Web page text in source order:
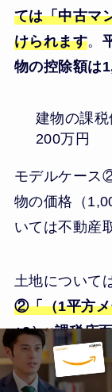
ては「中古マ
けられます。
物の控除額は
建物の課
200万円
モデルケース
物の価格（
いては不動産
土地について
②「（1平方メ
÷2）×課税床
控除されます